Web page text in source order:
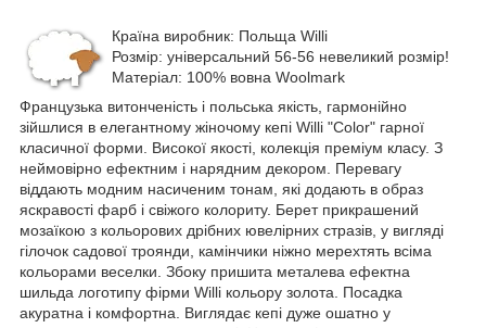
Країна виробник: Польща Willi
Розмір: універсальний 56-56 невеликий розмір!
Матеріал: 100% вовна Woolmark
Французька витонченість і польська якість, гармонійно
зійшлися в елегантному жіночому кепі Willi "Color" гарної
класичної форми. Високої якості, колекція преміум класу. З
неймовірно ефектним і нарядним декором. Перевагу
віддають модним насиченим тонам, які додають в образ
яскравості фарб і свіжого колориту. Берет прикрашений
мозаїкою з кольорових дрібних ювелірних стразів, у вигляді
гілочок садової троянди, камінчики ніжно мерехтять всіма
кольорами веселки. Збоку пришита металева ефектна
шильда логотипу фірми Willi кольору золота. Посадка
акуратна і комфортна. Виглядає кепі дуже ошатно у